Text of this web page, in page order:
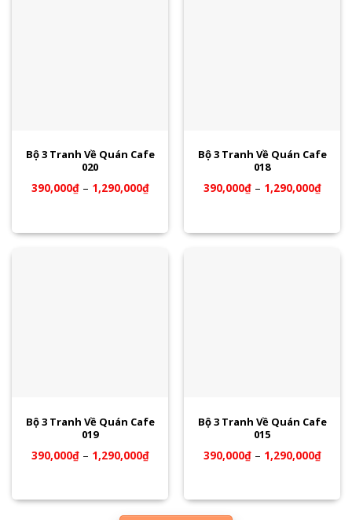
Bộ 3 Tranh Về Quán Cafe
020
390,000₫– 1,290,000₫
Bộ 3 Tranh Về Quán Cafe
018
390,000₫– 1,290,000₫
Bộ 3 Tranh Về Quán Cafe
019
390,000₫– 1,290,000₫
Bộ 3 Tranh Về Quán Cafe
015
390,000₫– 1,290,000₫